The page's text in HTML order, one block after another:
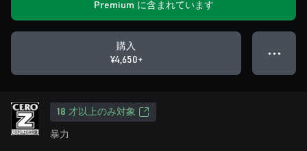
Premium に含まれています
購入
¥4,650+
● ● ●
18 才以上のみ対象
暴力